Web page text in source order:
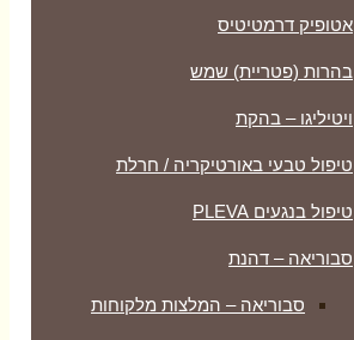
אטופיק דרמטיטיס
בהרות (פטריית) שמש
ויטיליגו – בהקת
טיפול טבעי באורטיקריה / חרלת
טיפול בנגעים PLEVA
סבוריאה – דהנת
סבוריאה – המלצות מלקוחות